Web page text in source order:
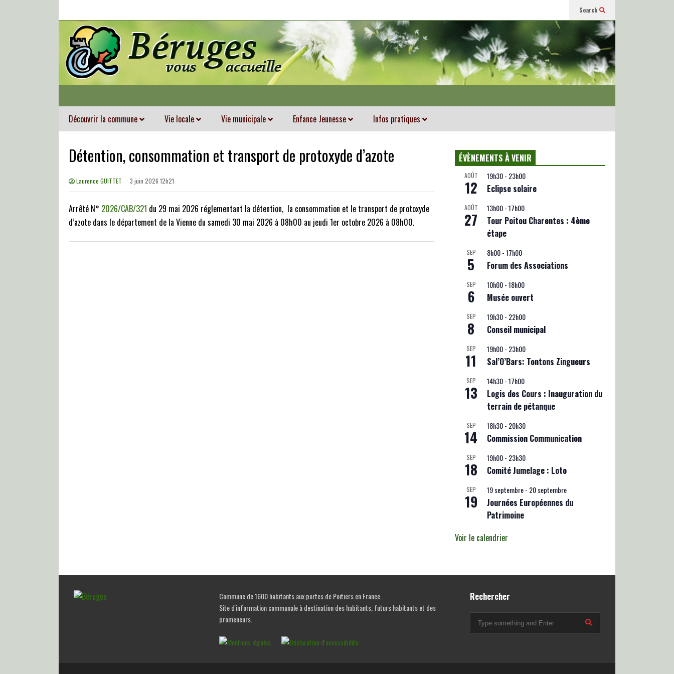
Search
Découvrir la commune Vie locale Vie municipale Enfance Jeunesse Infos pratiques
Détention, consommation et transport de protoxyde d’azote
Laurence GUITTET 3 juin 2026 12h21
Arrêté N° 2026/CAB/321 du 29 mai 2026 réglementant la détention, la consommation et le transport de protoxyde
d’azote dans le département de la Vienne du samedi 30 mai 2026 à 08h00 au jeudi 1er octobre 2026 à 08h00.
ÉVÈNEMENTS À VENIR
AOÛT
12
19h30- 23h00
Eclipse solaire
AOÛT
27
13h00-17h00
Tour Poitou Charentes : 4ème
étape
SEP
5
8h00-17h00
Forum des Associations
SEP
6
10h00-18h00
Musée ouvert
SEP
8
19h30- 22h00
Conseil municipal
SEP
11
19h00- 23h00
Sal’O’Bars: Tontons Zingueurs
SEP
13
14h30-17h00
Logis des Cours : Inauguration du
terrain de pétanque
SEP
14
18h30- 20h30
Commission Communication
SEP
18
19h00- 23h30
Comité Jumelage : Loto
SEP
19
19 septembre- 20 septembre
Journées Européennes du
Patrimoine
Voir le calendrier
Commune de 1600 habitants aux portes de Poitiers en France.
Site d'information communale à destination des habitants, futurs habitants et des
promeneurs.
Rechercher